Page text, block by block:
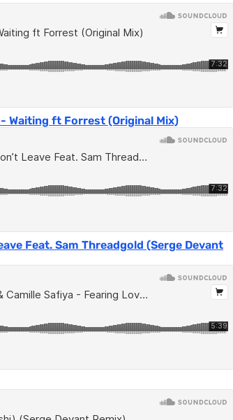
Waiting ft Forrest (Original Mix)
Feat. Sam Threadgold (Serge Devant